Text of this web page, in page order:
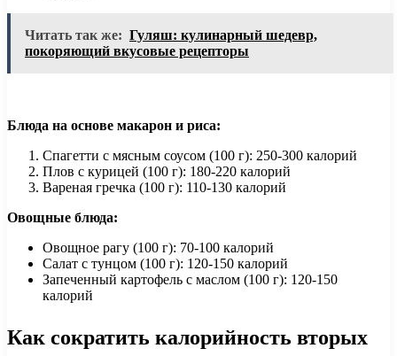
Читать так же: Гуляш: кулинарный шедевр,
покоряющий вкусовые рецепторы
Блюда на основе макарон и риса:
Спагетти с мясным соусом (100 г): 250-300 калорий
Плов с курицей (100 г): 180-220 калорий
Вареная гречка (100 г): 110-130 калорий
Овощные блюда:
Овощное рагу (100 г): 70-100 калорий
Салат с тунцом (100 г): 120-150 калорий
Запеченный картофель с маслом (100 г): 120-150
калорий
Как сократить калорийность вторых